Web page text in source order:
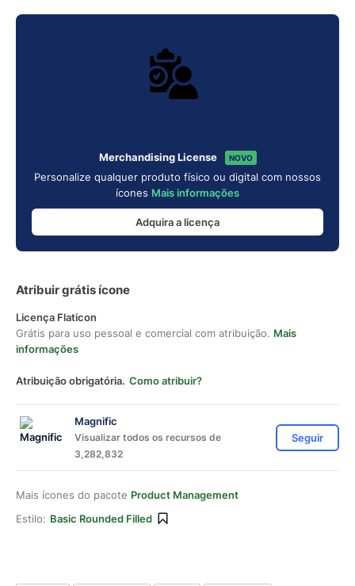
Merchandising License NOVO
Personalize qualquer produto físico ou digital com nossos
ícones Mais informações
Adquira a licença
Atribuir grátis ícone
Licença Flaticon
Grátis para uso pessoal e comercial com atribuição. Mais
informações
Atribuição obrigatória. Como atribuir?
Magnific
Visualizar todos os recursos de
3,282,832
Seguir
Mais ícones do pacote Product Management
Estilo: Basic Rounded Filled